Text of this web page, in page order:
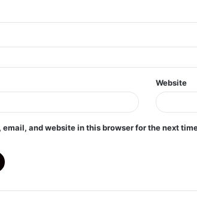
Website
email, and website in this browser for the next